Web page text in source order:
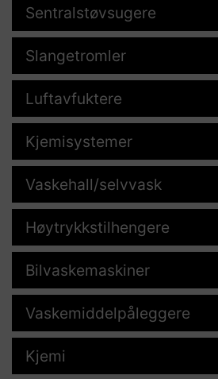
Sentralstøvsugere
Slangetromler
Luftavfuktere
Kjemisystemer
Vaskehall/selvvask
Høytrykkstilhengere
Bilvaskemaskiner
Vaskemiddelpåleggere
Kjemi